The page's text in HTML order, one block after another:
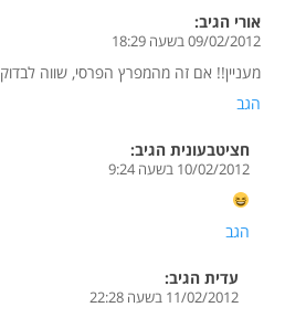
אורי הגיב:
09/02/2012 בשעה 18:29
מעניין!! אם זה מהמפרץ הפרסי, שווה לבדוק
הגב
חציטבעונית הגיב:
10/02/2012 בשעה 9:24
הגב
עדית הגיב:
11/02/2012 בשעה 22:28